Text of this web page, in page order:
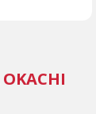
OKACHI